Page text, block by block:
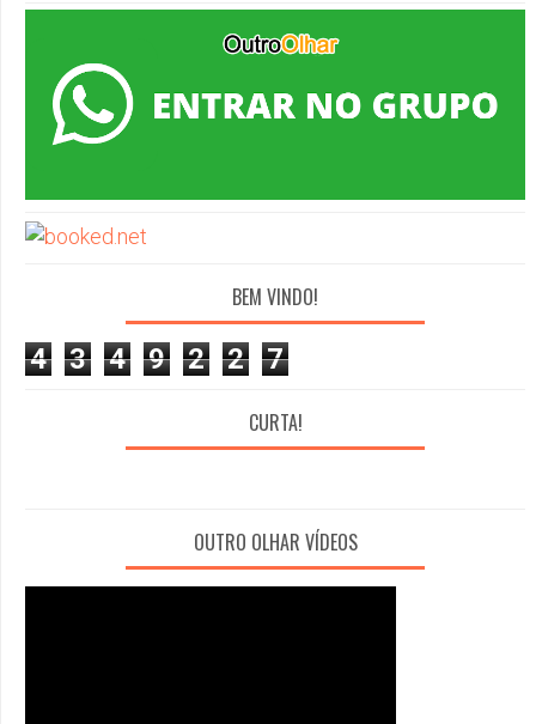
BEM VINDO!
4 3 4 9 2 2 7
CURTA!
OUTRO OLHAR VÍDEOS